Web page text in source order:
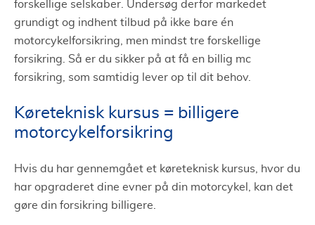
forskellige selskaber. Undersøg derfor markedet
grundigt og indhent tilbud på ikke bare én
motorcykelforsikring, men mindst tre forskellige
forsikring. Så er du sikker på at få en billig mc
forsikring, som samtidig lever op til dit behov.
Køreteknisk kursus = billigere
motorcykelforsikring
Hvis du har gennemgået et køreteknisk kursus, hvor du
har opgraderet dine evner på din motorcykel, kan det
gøre din forsikring billigere.